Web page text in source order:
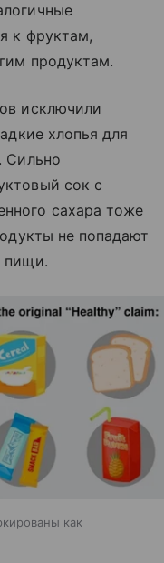
к фруктам,
продуктам.
исключили
хлопья для
Сильно
сок с
сахара тоже
не попадают
пищи.
как